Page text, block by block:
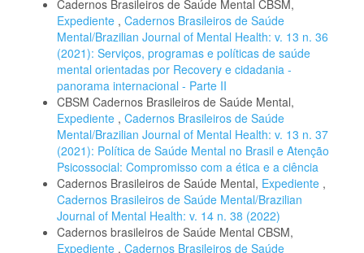
Cadernos Brasileiros de Saúde Mental CBSM,
Expediente , Cadernos Brasileiros de Saúde
Mental/Brazilian Journal of Mental Health: v. 13 n. 36
(2021): Serviços, programas e políticas de saúde
mental orientadas por Recovery e cidadania -
panorama internacional - Parte II
CBSM Cadernos Brasileiros de Saúde Mental,
Expediente , Cadernos Brasileiros de Saúde
Mental/Brazilian Journal of Mental Health: v. 13 n. 37
(2021): Política de Saúde Mental no Brasil e Atenção
Psicossocial: Compromisso com a ética e a ciência
Cadernos Brasileiros de Saúde Mental, Expediente ,
Cadernos Brasileiros de Saúde Mental/Brazilian
Journal of Mental Health: v. 14 n. 38 (2022)
Cadernos brasileiros de Saúde Mental CBSM,
Expediente , Cadernos Brasileiros de Saúde